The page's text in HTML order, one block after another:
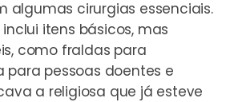
algumas cirurgias essenciais.
inclui itens básicos, mas
como fraldas para
para pessoas doentes e
a religiosa que já esteve